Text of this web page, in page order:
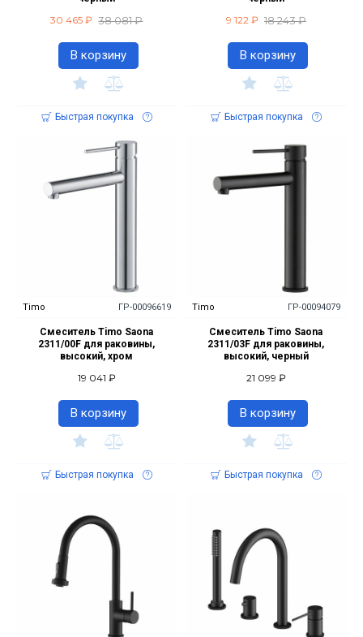
30 465 ₽ 38 081 ₽
В корзину
Быстрая покупка
9 122 ₽ 18 243 ₽
В корзину
Быстрая покупка
Timo ГР-00096619
Смеситель Timo Saona
2311/00F для раковины,
высокий, хром
19 041 ₽
В корзину
Быстрая покупка
Timo ГР-00094079
Смеситель Timo Saona
2311/03F для раковины,
высокий, черный
21 099 ₽
В корзину
Быстрая покупка